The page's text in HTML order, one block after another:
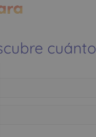
cuánto